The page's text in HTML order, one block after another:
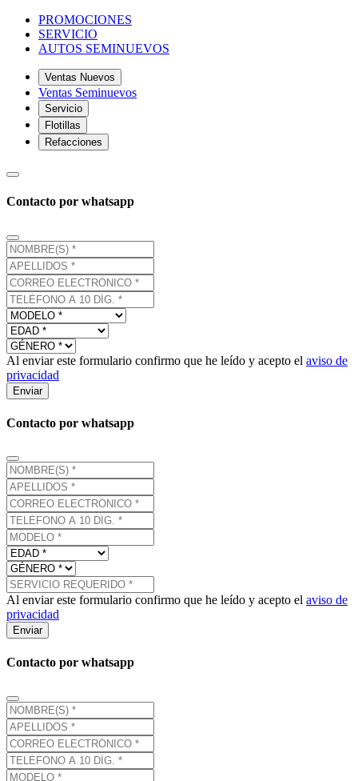
PROMOCIONES
SERVICIO
AUTOS SEMINUEVOS
Ventas Nuevos
Ventas Seminuevos
Servicio
Flotillas
Refacciones
Contacto por whatsapp
Al enviar este formulario confirmo que he leído y acepto el aviso de
privacidad
Enviar
Contacto por whatsapp
Al enviar este formulario confirmo que he leído y acepto el aviso de
privacidad
Enviar
Contacto por whatsapp